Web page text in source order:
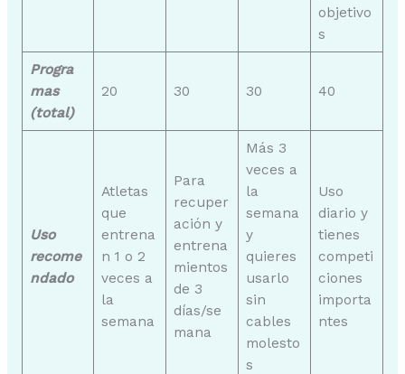
objetivo
s
Progra
mas
(total)
20 30 30 40
Uso
recome
ndado
Atletas
que
entrena
n 1 o 2
veces a
la
semana
Para
recuper
ación y
entrena
mientos
de 3
días/se
mana
Más 3
veces a
la
semana
y
quieres
usarlo
sin
cables
molesto
s
Uso
diario y
tienes
competi
ciones
importa
ntes